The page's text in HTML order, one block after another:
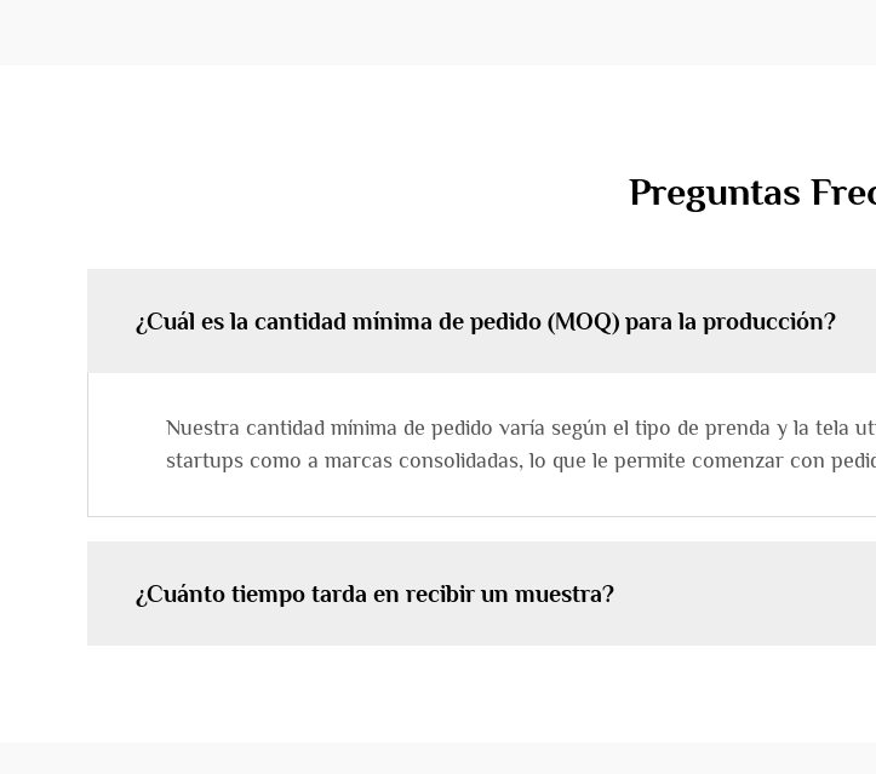
Preguntas
¿Cuál es la cantidad mínima de pedido (MOQ) para la producción?
Nuestra cantidad mínima de pedido varía según el tipo de prenda y la tela
startups como a marcas consolidadas, lo que le permite comenzar con
¿Cuánto tiempo tarda en recibir un muestra?